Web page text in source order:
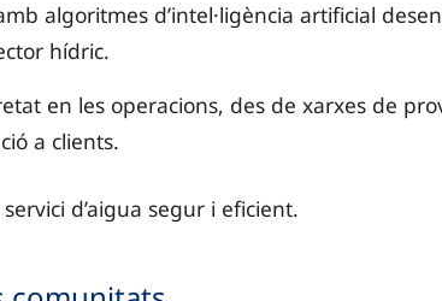
algoritmes d’intel·ligència artificial
hídric.
en les operacions, des de xarxes de
a clients.
d’aigua segur i eficient.